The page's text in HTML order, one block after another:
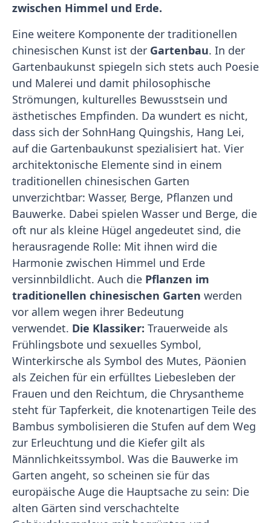
zwischen Himmel und Erde.
Eine weitere Komponente der traditionellen
chinesischen Kunst ist der Gartenbau. In der
Gartenbaukunst spiegeln sich stets auch Poesie
und Malerei und damit philosophische
Strömungen, kulturelles Bewusstsein und
ästhetisches Empfinden. Da wundert es nicht,
dass sich der SohnHang Quingshis, Hang Lei,
auf die Gartenbaukunst spezialisiert hat. Vier
architektonische Elemente sind in einem
traditionellen chinesischen Garten
unverzichtbar: Wasser, Berge, Pflanzen und
Bauwerke. Dabei spielen Wasser und Berge, die
oft nur als kleine Hügel angedeutet sind, die
herausragende Rolle: Mit ihnen wird die
Harmonie zwischen Himmel und Erde
versinnbildlicht. Auch die Pflanzen im
traditionellen chinesischen Garten werden
vor allem wegen ihrer Bedeutung
verwendet. Die Klassiker: Trauerweide als
Frühlingsbote und sexuelles Symbol,
Winterkirsche als Symbol des Mutes, Päonien
als Zeichen für ein erfülltes Liebesleben der
Frauen und den Reichtum, die Chrysantheme
steht für Tapferkeit, die knotenartigen Teile des
Bambus symbolisieren die Stufen auf dem Weg
zur Erleuchtung und die Kiefer gilt als
Männlichkeitssymbol. Was die Bauwerke im
Garten angeht, so scheinen sie für das
europäische Auge die Hauptsache zu sein: Die
alten Gärten sind verschachtelte